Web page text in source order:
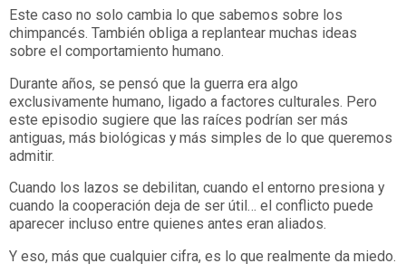
Este caso no solo cambia lo que sabemos sobre los
chimpancés. También obliga a replantear muchas ideas
sobre el comportamiento humano.
Durante años, se pensó que la guerra era algo
exclusivamente humano, ligado a factores culturales. Pero
este episodio sugiere que las raíces podrían ser más
antiguas, más biológicas y más simples de lo que queremos
admitir.
Cuando los lazos se debilitan, cuando el entorno presiona y
cuando la cooperación deja de ser útil… el conflicto puede
aparecer incluso entre quienes antes eran aliados.
Y eso, más que cualquier cifra, es lo que realmente da miedo.